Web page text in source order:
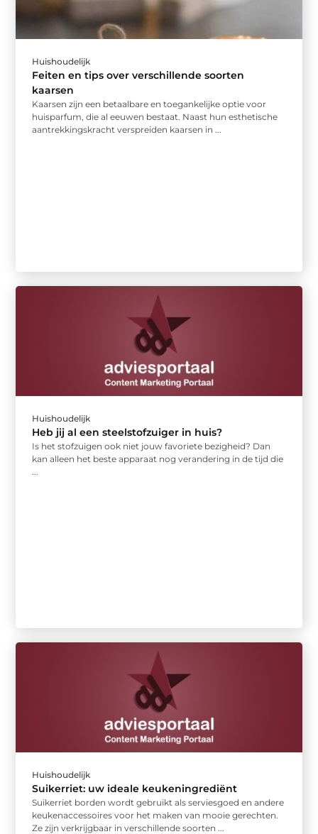
Huishoudelijk
Feiten en tips over verschillende soorten
kaarsen
Kaarsen zijn een betaalbare en toegankelijke optie voor
huisparfum, die al eeuwen bestaat. Naast hun esthetische
aantrekkingskracht verspreiden kaarsen in ...
Huishoudelijk
Heb jij al een steelstofzuiger in huis?
Is het stofzuigen ook niet jouw favoriete bezigheid? Dan
kan alleen het beste apparaat nog verandering in de tijd die
Huishoudelijk
Suikerriet: uw ideale keukeningrediënt
Suikerriet borden wordt gebruikt als serviesgoed en andere
keukenaccessoires voor het maken van mooie gerechten.
Ze zijn verkrijgbaar in verschillende soorten ...